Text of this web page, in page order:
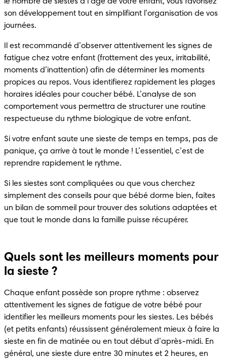
son développement tout en simplifiant l’organisation de vos
journées.
Il est recommandé d’observer attentivement les signes de
fatigue chez votre enfant (frottement des yeux, irritabilité,
moments d’inattention) afin de déterminer les moments
propices au repos. Vous identifierez rapidement les plages
horaires idéales pour coucher bébé. L’analyse de son
comportement vous permettra de structurer une routine
respectueuse du rythme biologique de votre enfant.
Si votre enfant saute une sieste de temps en temps, pas de
panique, ça arrive à tout le monde ! L’essentiel, c’est de
reprendre rapidement le rythme.
Si les siestes sont compliquées ou que vous cherchez
simplement des conseils pour que bébé dorme bien, faites
un bilan de sommeil pour trouver des solutions adaptées et
que tout le monde dans la famille puisse récupérer.
Quels sont les meilleurs moments pour
la sieste ?
Chaque enfant possède son propre rythme : observez
attentivement les signes de fatigue de votre bébé pour
identifier les meilleurs moments pour les siestes. Les bébés
(et petits enfants) réussissent généralement mieux à faire la
sieste en fin de matinée ou en tout début d’après-midi. En
général, une sieste dure entre 30 minutes et 2 heures, en